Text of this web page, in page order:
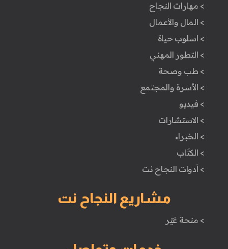
> مهارات النجاح
> المال والأعمال
> اسلوب حياة
> التطور المهني
> طب وصحة
> الأسرة والمجتمع
> فيديو
> الاستشارات
> الخبراء
> الكتَاب
> أدوات النجاح نت
مشاريع النجاح نت
> منحة غيّر